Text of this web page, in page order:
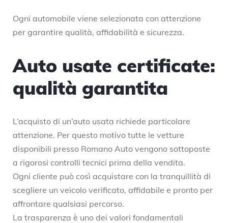
Ogni automobile viene selezionata con attenzione
per garantire qualità, affidabilità e sicurezza.
Auto usate certificate:
qualità garantita
L’acquisto di un’auto usata richiede particolare
attenzione. Per questo motivo tutte le vetture
disponibili presso Romano Auto vengono sottoposte
a rigorosi controlli tecnici prima della vendita.
Ogni cliente può così acquistare con la tranquillità di
scegliere un veicolo verificato, affidabile e pronto per
affrontare qualsiasi percorso.
La trasparenza è uno dei valori fondamentali